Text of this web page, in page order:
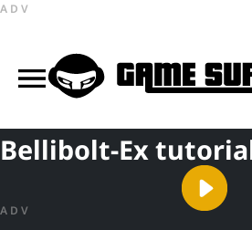
ADV
Bellibolt-Ex
ADV